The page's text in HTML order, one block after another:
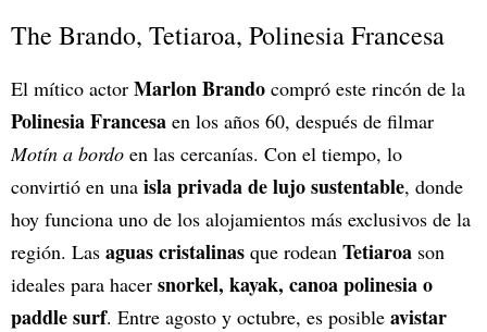
The Brando, Tetiaroa, Polinesia Francesa
El mítico actor Marlon Brando compró este rincón de la
Polinesia Francesa en los años 60, después de filmar
Motín a bordo en las cercanías. Con el tiempo, lo
convirtió en una isla privada de lujo sustentable, donde
hoy funciona uno de los alojamientos más exclusivos de la
región. Las aguas cristalinas que rodean Tetiaroa son
ideales para hacer snorkel, kayak, canoa polinesia o
paddle surf. Entre agosto y octubre, es posible avistar